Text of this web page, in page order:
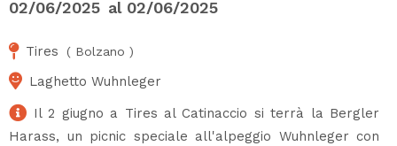
02/06/2025 al 02/06/2025
Tires ( Bolzano )
Laghetto Wuhnleger
Il 2 giugno a Tires al Catinaccio si terrà la Bergler
Harass, un picnic speciale all'alpeggio Wuhnleger con